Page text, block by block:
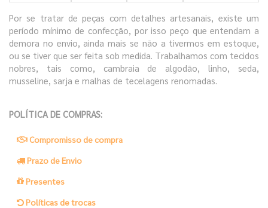
Por se tratar de peças com detalhes artesanais, existe um
período mínimo de confecção, por isso peço que entendam a
demora no envio, ainda mais se não a tivermos em estoque,
ou se tiver que ser feita sob medida. Trabalhamos com tecidos
nobres, tais como, cambraia de algodão, linho, seda,
musseline, sarja e malhas de tecelagens renomadas.
POLÍTICA DE COMPRAS:
Compromisso de compra
Prazo de Envio
Presentes
Políticas de trocas